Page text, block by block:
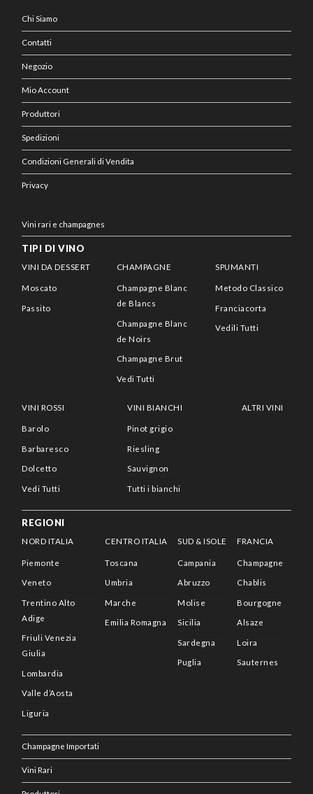
Chi Siamo
Contatti
Negozio
Mio Account
Produttori
Spedizioni
Condizioni Generali di Vendita
Privacy
Vini rari e champagnes
TIPI DI VINO
VINI DA DESSERT
Moscato
Passito
CHAMPAGNE
Champagne Blanc
de Blancs
Champagne Blanc
de Noirs
Champagne Brut
Vedi Tutti
SPUMANTI
Metodo Classico
Franciacorta
Vedili Tutti
VINI ROSSI
Barolo
Barbaresco
Dolcetto
Vedi Tutti
VINI BIANCHI
Pinot grigio
Riesling
Sauvignon
Tutti i bianchi
ALTRI VINI
REGIONI
NORD ITALIA
Piemonte
Veneto
Trentino Alto
Adige
Friuli Venezia
Giulia
Lombardia
Valle d’Aosta
Liguria
CENTRO ITALIA
Toscana
Umbria
Marche
Emilia Romagna
SUD & ISOLE
Campania
Abruzzo
Molise
Sicilia
Sardegna
Puglia
FRANCIA
Champagne
Chablis
Bourgogne
Alsaze
Loira
Sauternes
Champagne Importati
Vini Rari